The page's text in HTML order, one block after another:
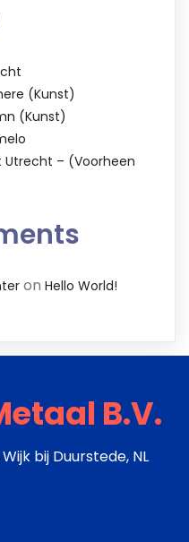
(kunst)
(kunst)
Utrecht – (voorheen
on Hello World!
B.V.
bij Duurstede, NL